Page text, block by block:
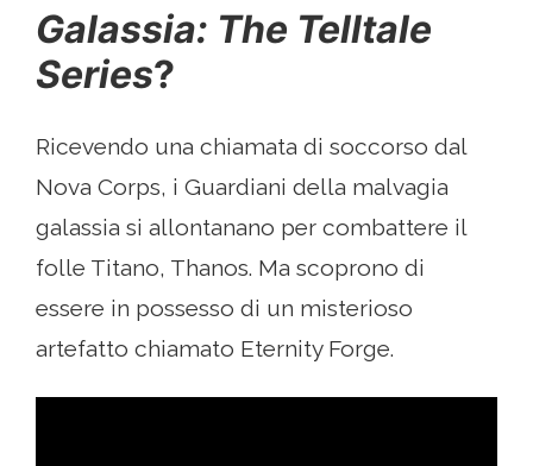
Galassia: The Telltale
Series?
Ricevendo una chiamata di soccorso dal
Nova Corps, i Guardiani della malvagia
galassia si allontanano per combattere il
folle Titano, Thanos. Ma scoprono di
essere in possesso di un misterioso
artefatto chiamato Eternity Forge.